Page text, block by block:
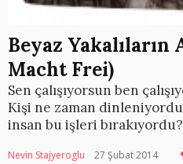
Beyaz Yakalıların
Macht Frei)
Sen çalışıyorsun ben
Kişi ne zaman
insan bu işleri bırakıyordu?
Nevin Stajyeroglu 27 Şubat 2014